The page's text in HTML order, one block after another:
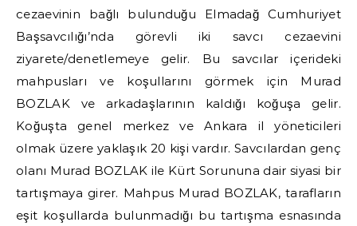
cezaevinin bağlı bulunduğu Elmadağ Cumhuriyet
Başsavcılığı’nda görevli iki savcı cezaevini
ziyarete/denetlemeye gelir. Bu savcılar içerideki
mahpusları ve koşullarını görmek için Murad
BOZLAK ve arkadaşlarının kaldığı koğuşa gelir.
Koğuşta genel merkez ve Ankara il yöneticileri
olmak üzere yaklaşık 20 kişi vardır. Savcılardan genç
olanı Murad BOZLAK ile Kürt Sorununa dair siyasi bir
tartışmaya girer. Mahpus Murad BOZLAK, tarafların
eşit koşullarda bulunmadığı bu tartışma esnasında